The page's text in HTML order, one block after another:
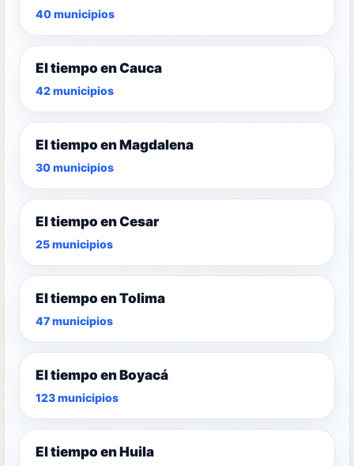
40 municipios
El tiempo en Cauca
42 municipios
El tiempo en Magdalena
30 municipios
El tiempo en Cesar
25 municipios
El tiempo en Tolima
47 municipios
El tiempo en Boyacá
123 municipios
El tiempo en Huila